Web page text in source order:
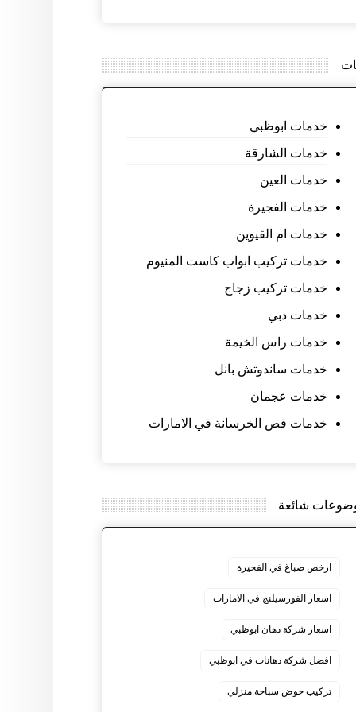
خدمات ابوظبي
خدمات الشارقة
خدمات العين
خدمات الفجيرة
خدمات ام القيوين
خدمات تركيب ابواب كاست المنيوم
خدمات تركيب زجاج
خدمات دبي
خدمات راس الخيمة
خدمات ساندوتش بانل
خدمات عجمان
خدمات قص الخرسانة في الامارات
شائعة
ارخص صباغ في الفجيرة
اسعار الفورسيلنج في الامارات
اسعار شركة دهان ابوظبي
افضل شركة دهانات في ابوظبي
تركيب حوض سباحة منزلي